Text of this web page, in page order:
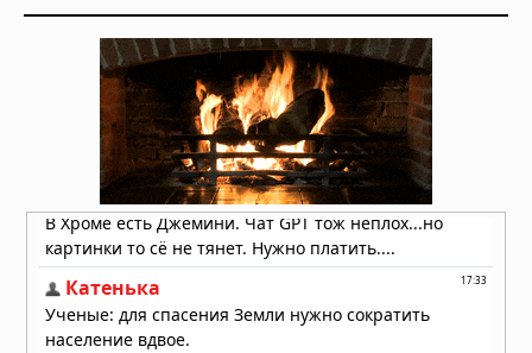
стали видны в Дунае из-за
рекордного падения уровня воды
05.08.2026 в 16:01
Вулкан Фуэго в Гватемале:
извержение заставило власти
объявить оранжевый уровень
опасности
04.08.2026 в 11:33
Землетрясение магнитудой 5,5 у
берегов Египта: толчки ощущались
в Каире